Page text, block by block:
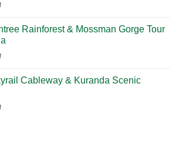
Book
Service
with
Ciiclo
Mountains
Tour
from
Sydney
on
Fitzroy
Island
Full-
Tour
Australia
Rainforest & Mossman Gorge Tour
on
Daintree
&
Cableway & Kuranda Scenic
on